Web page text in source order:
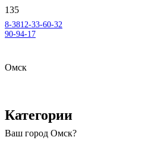
8-3812-33-60-32
90-94-17
Омск
Ваш город Омск?
Категории